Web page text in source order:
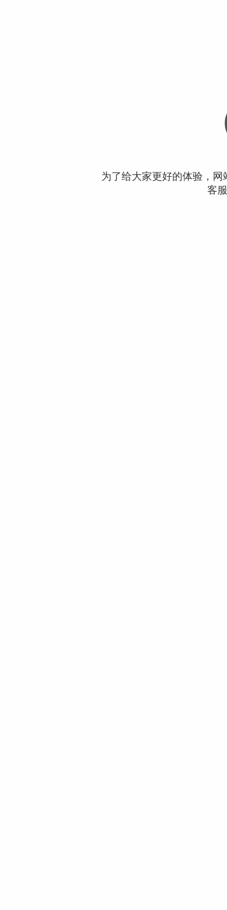
为了给大家更好的体验，
客